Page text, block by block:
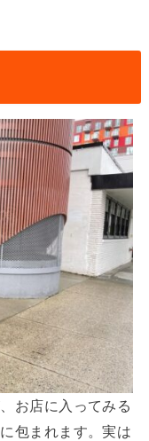
お店に入ってみる
包まれます。実は